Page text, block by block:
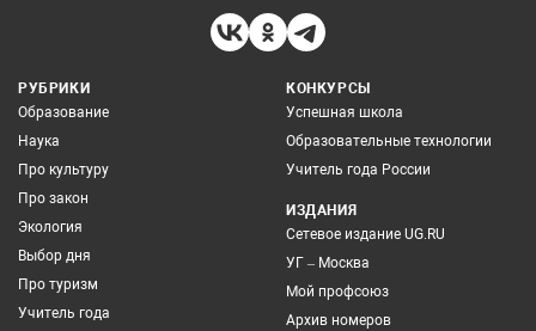
РУБРИКИ
Образование
Наука
Про культуру
Про закон
Экология
Выбор дня
Про туризм
Учитель года
КОНКУРСЫ
Успешная школа
Образовательные технологии
Учитель года России
ИЗДАНИЯ
Сетевое издание UG.RU
УГ – Москва
Мой профсоюз
Архив номеров